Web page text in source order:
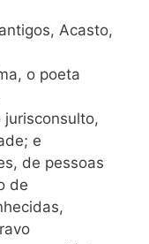
Acasto,
o poeta
jurisconsulto,
e
de pessoas
de